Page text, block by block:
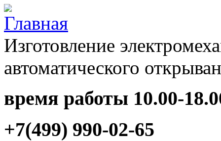
Перейти к основному содержанию
Изготовление
автоматического
время работы 10.00-
+7(499) 990-02-65